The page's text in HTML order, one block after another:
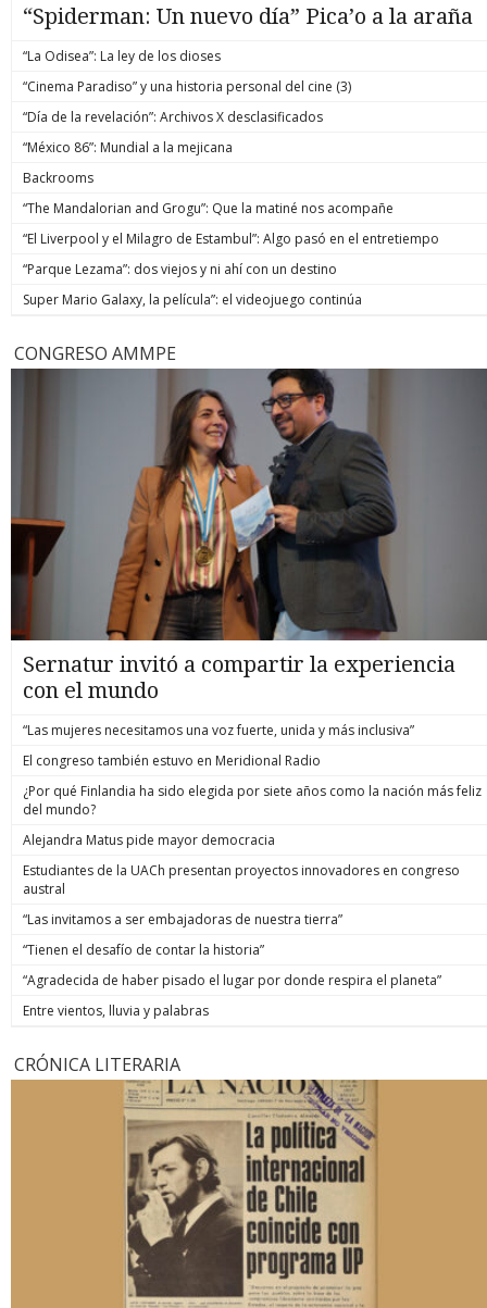
“Spiderman: Un nuevo día” Pica’o a la araña
“La Odisea”: La ley de los dioses
“Cinema Paradiso” y una historia personal del cine (3)
“Día de la revelación”: Archivos X desclasificados
“México 86”: Mundial a la mejicana
Backrooms
“The Mandalorian and Grogu”: Que la matiné nos acompañe
“El Liverpool y el Milagro de Estambul”: Algo pasó en el entretiempo
“Parque Lezama”: dos viejos y ni ahí con un destino
Super Mario Galaxy, la película”: el videojuego continúa
CONGRESO AMMPE
Sernatur invitó a compartir la experiencia
con el mundo
“Las mujeres necesitamos una voz fuerte, unida y más inclusiva”
El congreso también estuvo en Meridional Radio
¿Por qué Finlandia ha sido elegida por siete años como la nación más feliz
del mundo?
Alejandra Matus pide mayor democracia
Estudiantes de la UACh presentan proyectos innovadores en congreso
austral
“Las invitamos a ser embajadoras de nuestra tierra”
“Tienen el desafío de contar la historia”
“Agradecida de haber pisado el lugar por donde respira el planeta”
Entre vientos, lluvia y palabras
CRÓNICA LITERARIA